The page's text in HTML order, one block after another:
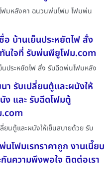
มหลังคา ฉนวนพ่นโฟม โฟมพ่น
บ้านเย็นประหยัดไฟ สั่ง
นใจที่ รับพ่นพียูโฟม.com
ประหยัดไฟ สั่ง รับฉีดพ่นโฟมหลัง
รับเปลี่ยนตู้และผนังให้
ง และ รับฉีดโฟมตู้
นตู้และผนังให้เย็นสบายด้วย รับ
โฟมเรทราคาถูก งานเนี๊ยบ
นความพึงพอใจ ติดต่อเรา